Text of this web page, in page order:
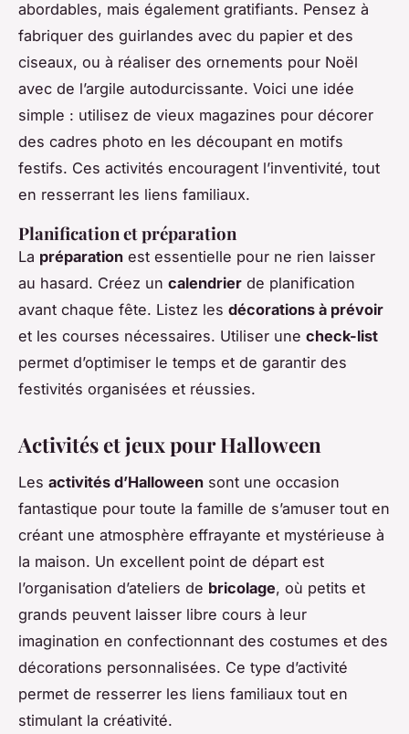
abordables, mais également gratifiants. Pensez à
fabriquer des guirlandes avec du papier et des
ciseaux, ou à réaliser des ornements pour Noël
avec de l’argile autodurcissante. Voici une idée
simple : utilisez de vieux magazines pour décorer
des cadres photo en les découpant en motifs
festifs. Ces activités encouragent l’inventivité, tout
en resserrant les liens familiaux.
Planification et préparation
La préparation est essentielle pour ne rien laisser
au hasard. Créez un calendrier de planification
avant chaque fête. Listez les décorations à prévoir
et les courses nécessaires. Utiliser une check-list
permet d’optimiser le temps et de garantir des
festivités organisées et réussies.
Activités et jeux pour Halloween
Les activités d’Halloween sont une occasion
fantastique pour toute la famille de s’amuser tout en
créant une atmosphère effrayante et mystérieuse à
la maison. Un excellent point de départ est
l’organisation d’ateliers de bricolage, où petits et
grands peuvent laisser libre cours à leur
imagination en confectionnant des costumes et des
décorations personnalisées. Ce type d’activité
permet de resserrer les liens familiaux tout en
stimulant la créativité.